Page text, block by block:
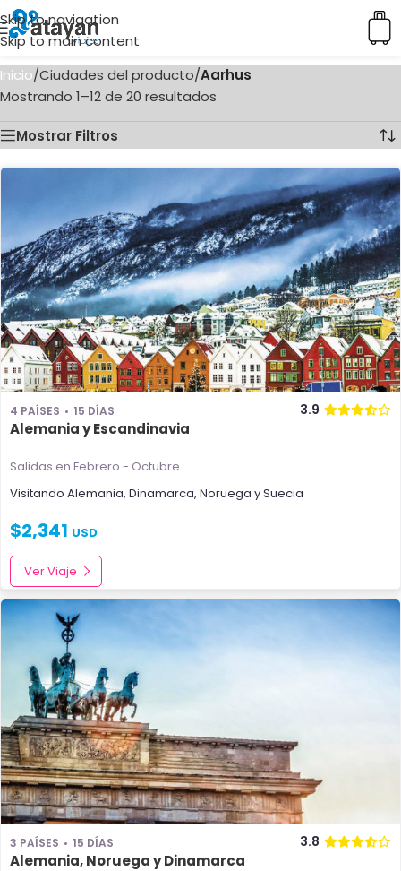
Skip to navigation
Skip to main content
Inicio/Ciudades del producto/Aarhus
Mostrando 1–12 de 20 resultados
Mostrar Filtros
4 PAÍSES 15 DÍAS 3.9
Alemania y Escandinavia
Salidas en Febrero - Octubre
Visitando Alemania, Dinamarca, Noruega ySuecia
$2,341 USD
Ver Viaje
3 PAÍSES 15 DÍAS 3.8
Alemania, Noruega y Dinamarca